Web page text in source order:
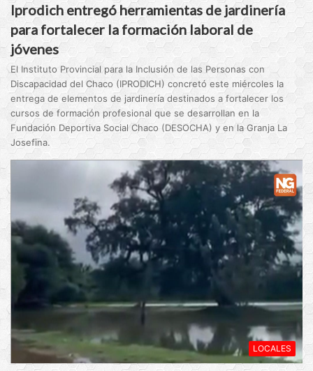
Iprodich entregó herramientas de jardinería
para fortalecer la formación laboral de
jóvenes
El Instituto Provincial para la Inclusión de las Personas con
Discapacidad del Chaco (IPRODICH) concretó este miércoles la
entrega de elementos de jardinería destinados a fortalecer los
cursos de formación profesional que se desarrollan en la
Fundación Deportiva Social Chaco (DESOCHA) y en la Granja La
Josefina.
LOCALES